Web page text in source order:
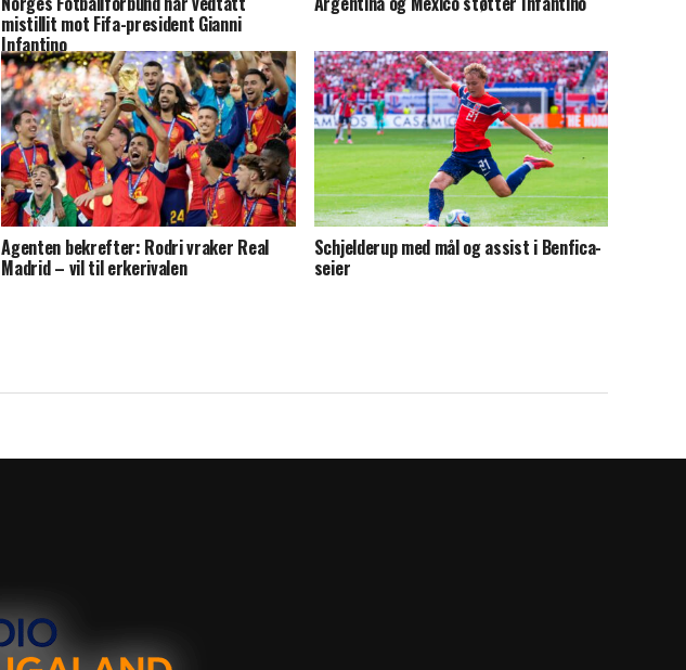
mistillit mot Fifa-president Gianni
Infantino
Agenten bekrefter: Rodri vraker Real
Madrid – vil til erkerivalen
Schjelderup med mål og assist i Benfica-
seier